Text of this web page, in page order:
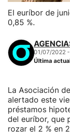
El euríbor de
0,85 %.
01/07/2022 -
Última
La Asociación
alertado este
préstamos
del euríbor, que
rozar el 2 % en